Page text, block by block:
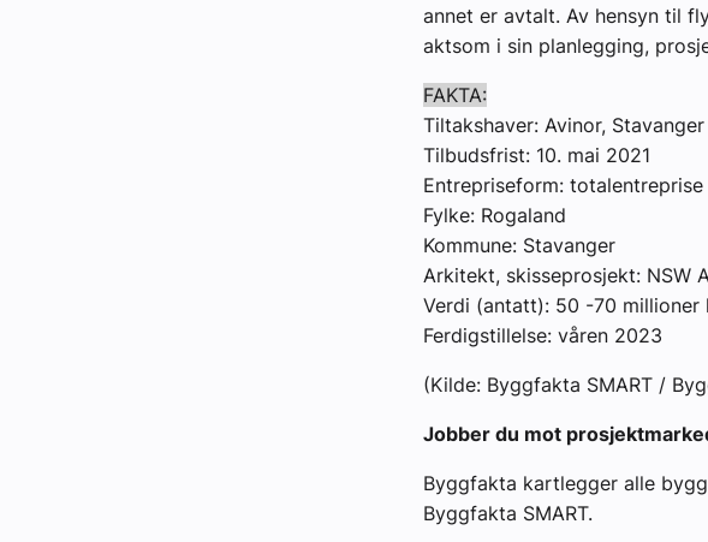
annet er avtalt. Av hensyn til
aktsom i sin planlegging,
FAKTA:
Tiltakshaver: Avinor,
Tilbudsfrist: 10. mai 2021
Entrepriseform: totalentreprise
Fylke: Rogaland
Kommune: Stavanger
Arkitekt, skisseprosjekt: NSW
Verdi (antatt): 50 -70 millioner
Ferdigstillelse: våren 2023
(Kilde: Byggfakta SMART /
Jobber du mot
Byggfakta kartlegger alle
Byggfakta SMART.